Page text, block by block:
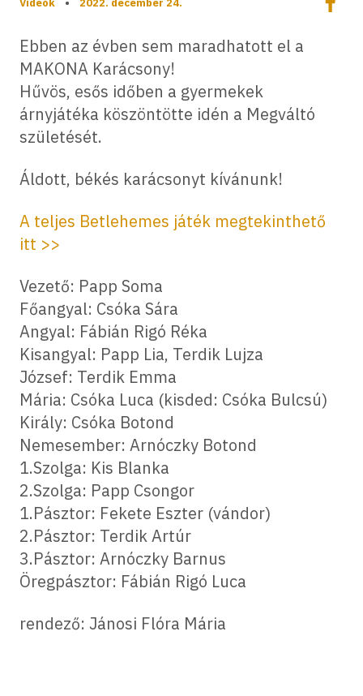
Ebben az évben sem maradhatott el a
MAKONA Karácsony!
Hűvös, esős időben a gyermekek
árnyjátéka köszöntötte idén a Megváltó
születését.
Áldott, békés karácsonyt kívánunk!
A teljes Betlehemes játék megtekinthető
itt >>
Vezető: Papp Soma
Főangyal: Csóka Sára
Angyal: Fábián Rigó Réka
Kisangyal: Papp Lia, Terdik Lujza
József: Terdik Emma
Mária: Csóka Luca (kisded: Csóka Bulcsú)
Király: Csóka Botond
Nemesember: Arnóczky Botond
1.Szolga: Kis Blanka
2.Szolga: Papp Csongor
1.Pásztor: Fekete Eszter (vándor)
2.Pásztor: Terdik Artúr
3.Pásztor: Arnóczky Barnus
Öregpásztor: Fábián Rigó Luca
rendező: Jánosi Flóra Mária